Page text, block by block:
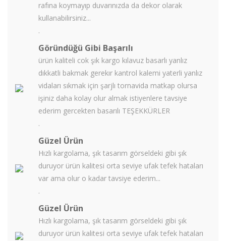
rafına koymayıp duvarınızda da dekor olarak
kullanabilirsiniz...
.
Göründüğü Gibi Başarılı
ürün kaliteli cok şık kargo kılavuz basarlı yanlız
dıkkatli bakmak gerekır kantrol kalemi yaterli yanlız
vidaları sıkmak için şarjlı tornavida matkap olursa
işiniz daha kolay olur almak istiyenlere tavsiye
ederim gercekten basarılı TEŞEKKÜRLER
.
Güzel Ürün
Hızlı kargolama, şık tasarım görseldeki gibi şık
duruyor ürün kalitesi orta seviye ufak tefek hataları
var ama olur o kadar tavsiye ederim...
.
Güzel Ürün
Hızlı kargolama, şık tasarım görseldeki gibi şık
duruyor ürün kalitesi orta seviye ufak tefek hataları